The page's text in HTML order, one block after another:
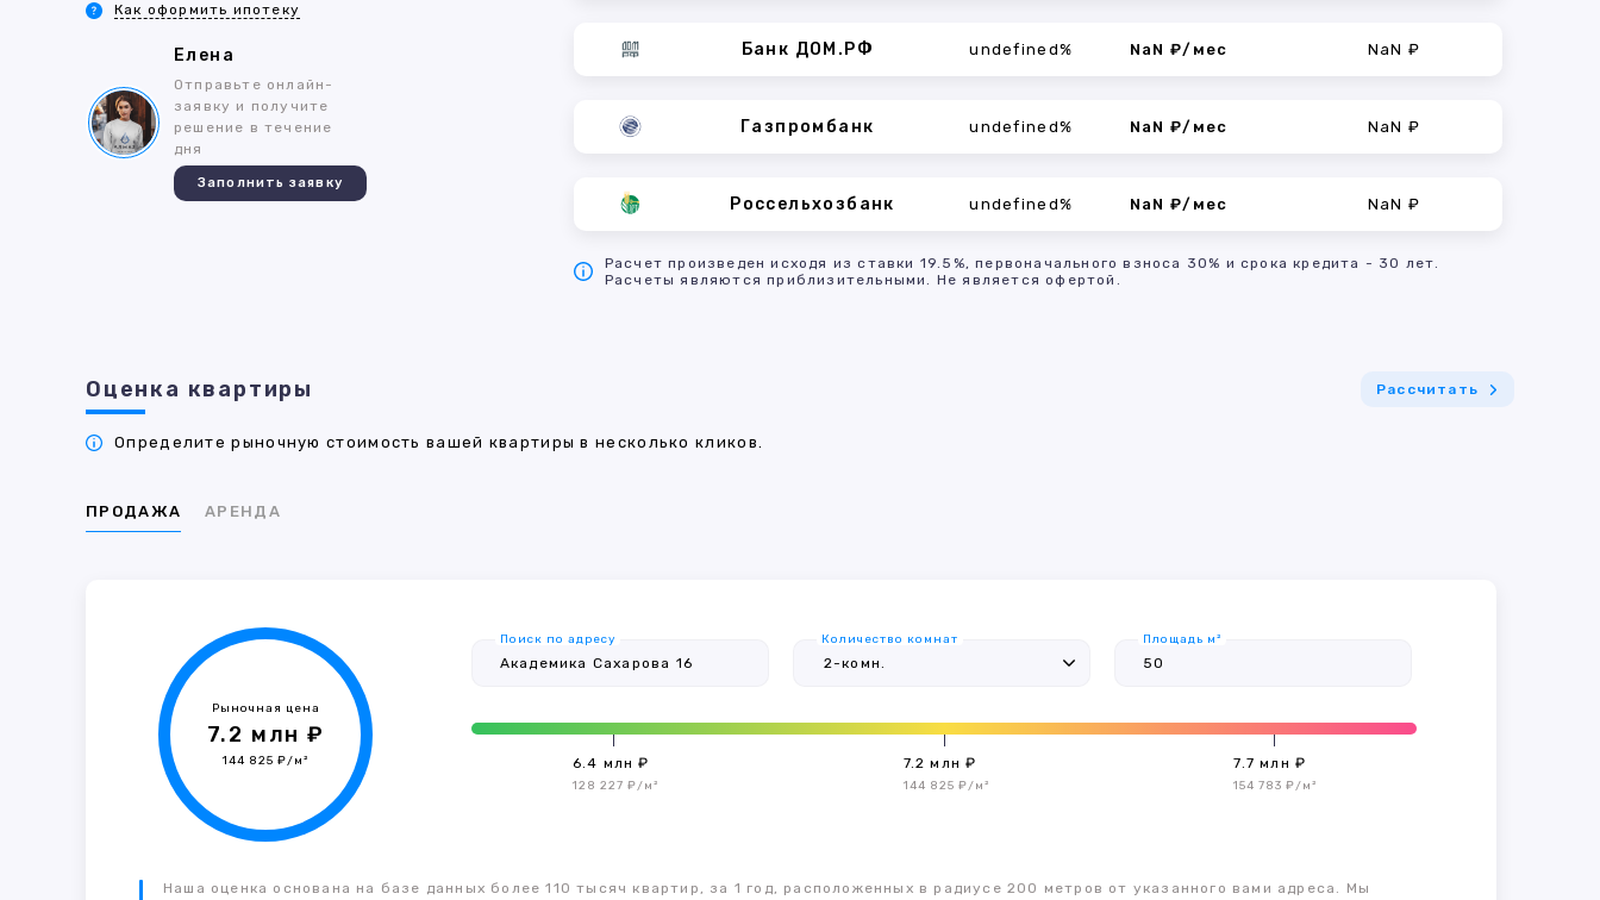
Как оформить ипотеку
Елена
Отправьте онлайн-
заявку и получите
решение в течение
дня
Заполнить заявку
Банк ДОМ.РФ undefined% NaN ₽/мес NaN ₽
Газпромбанк undefined% NaN ₽/мес NaN ₽
Россельхозбанк undefined% NaN ₽/мес NaN ₽
Расчет произведен исходя из ставки 19.5%, первоначального взноса 30% и срока кредита - 30 лет.
Расчеты являются приблизительными. Не является офертой.
Оценка квартиры Рассчитать
Определите рыночную стоимость вашей квартиры в несколько кликов.
ПРОДАЖА АРЕНДА
Рыночная цена
7.2 млн ₽
144 825 ₽/м²
Поиск по адресу Количество комнат Площадь м²
6.4 млн ₽
128 227 ₽/м²
7.2 млн ₽
144 825 ₽/м²
7.7 млн ₽
154 783 ₽/м²
Наша оценка основана на базе данных более 110 тысяч квартир, за 1 год, расположенных в радиусе 200 метров от указанного вами адреса. Мы